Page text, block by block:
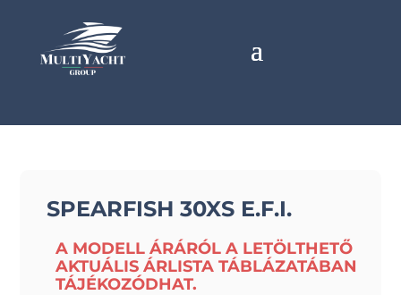
SPEARFISH 30XS E.F.I.
A MODELL ÁRÁRÓL A LETÖLTHETŐ
AKTUÁLIS ÁRLISTA TÁBLÁZATÁBAN
TÁJÉKOZÓDHAT.